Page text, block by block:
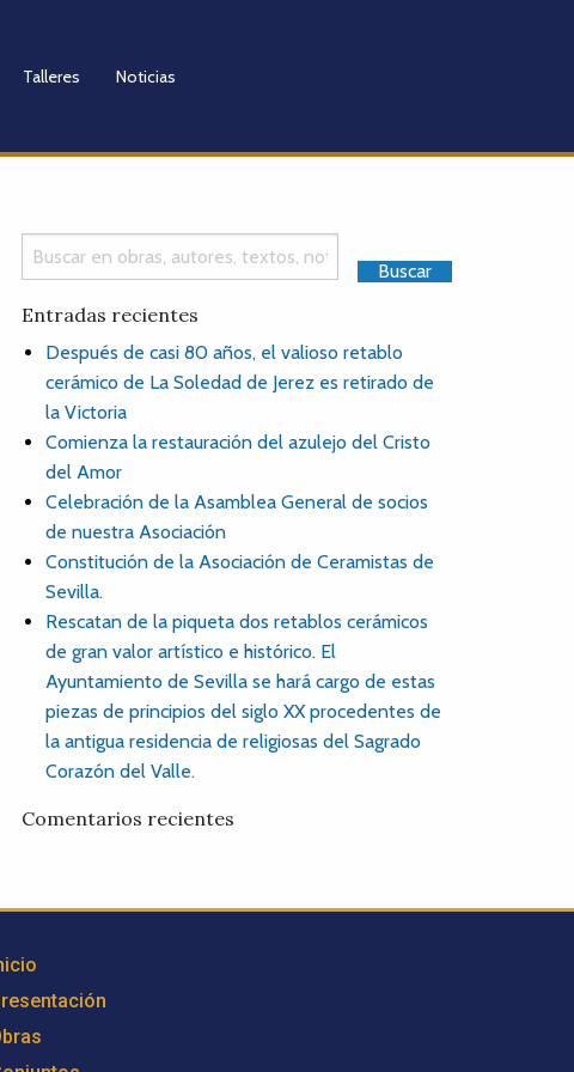
Talleres Noticias
Entradas recientes
Después de casi 80 años, el valioso retablo
cerámico de La Soledad de Jerez es retirado de
la Victoria
Comienza la restauración del azulejo del Cristo
del Amor
Celebración de la Asamblea General de socios
de nuestra Asociación
Constitución de la Asociación de Ceramistas de
Sevilla.
Rescatan de la piqueta dos retablos cerámicos
de gran valor artístico e histórico. El
Ayuntamiento de Sevilla se hará cargo de estas
piezas de principios del siglo XX procedentes de
la antigua residencia de religiosas del Sagrado
Corazón del Valle.
Comentarios recientes